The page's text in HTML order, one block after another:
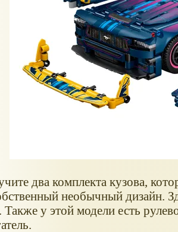
два комплекта кузова,
необычный дизайн.
Также у этой модели есть